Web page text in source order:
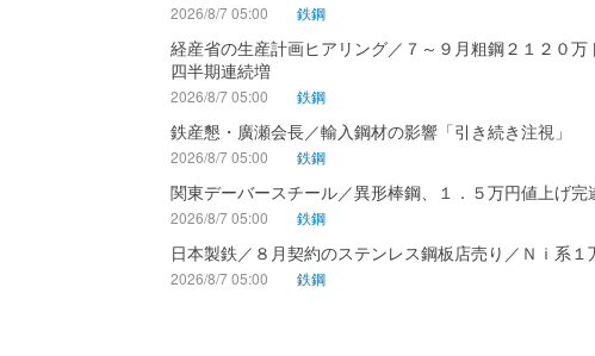
2026/8/7 05:00 鉄鋼
経産省の生産計画ヒアリング／７～９月粗鋼２１２０
四半期連続増
2026/8/7 05:00 鉄鋼
鉄産懇・廣瀬会長／輸入鋼材の影響「引き続き注視」
2026/8/7 05:00 鉄鋼
関東デーバースチール／異形棒鋼、１．５万円値上げ
2026/8/7 05:00 鉄鋼
日本製鉄／８月契約のステンレス鋼板店売り／Ｎｉ系１
2026/8/7 05:00 鉄鋼